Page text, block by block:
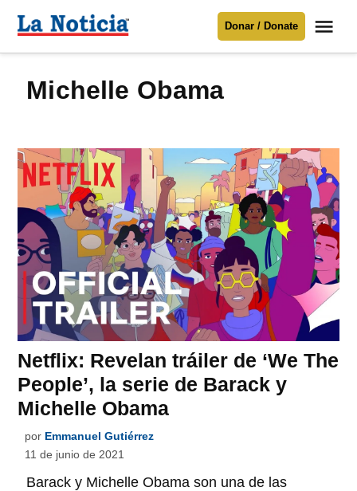
Para mantenerte informado necesitamos
contenido
Noticia
Donar / Donate
Michelle Obama
Netflix: Revelan tráiler de ‘We The
People’, la serie de Barack y
Michelle Obama
por Emmanuel Gutiérrez
11 de junio de 2021
Barack y Michelle Obama son una de las